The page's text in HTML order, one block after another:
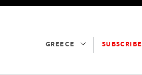
GREECE SUBSCRIBE